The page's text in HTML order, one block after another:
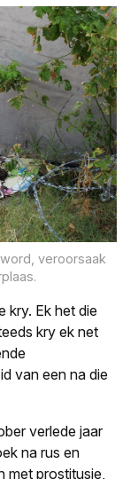
veroorsaak
kry. Ek het die
kry ek net
van een na die
verlede jaar
na rus en
met prostitusie,